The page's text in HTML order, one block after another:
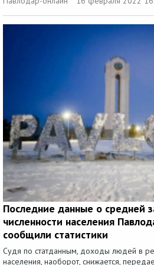
Последние данные о средней
численности населения
сообщили статистики
Судя по статданным, доходы людей в
населения, наоборот, снижается,